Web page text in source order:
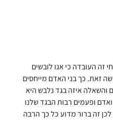
זה העובדה כי אנו לובשים
זאת. כך בני האדם מייחסים
והשאלה איזה בגד נלבש היא
ופעמים רבות הבגד שלנו
זה ברור מדוע כל כך הרבה